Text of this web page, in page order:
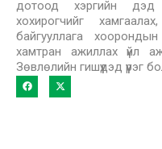
дотоод хэргийн дэд
хохирогчийг
байгууллага
хамтран ажиллах үйл
Зөвлөлийн гишүүдэд үүрэг